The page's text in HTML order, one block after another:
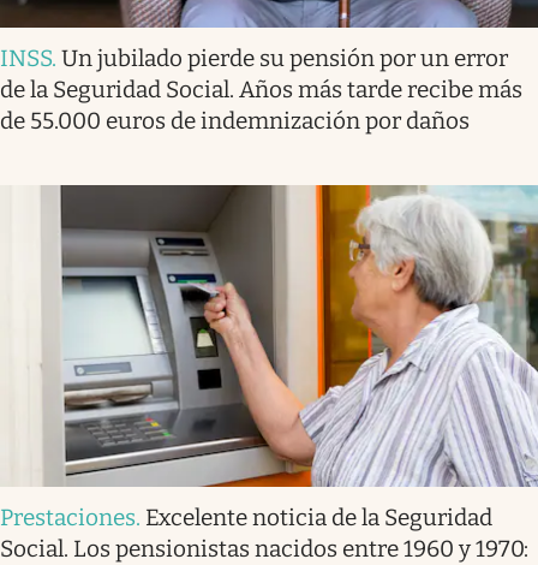
INSS. Un jubilado pierde su pensión por un error
de la Seguridad Social. Años más tarde recibe más
de 55.000 euros de indemnización por daños
Prestaciones. Excelente noticia de la Seguridad
Social. Los pensionistas nacidos entre 1960 y 1970: